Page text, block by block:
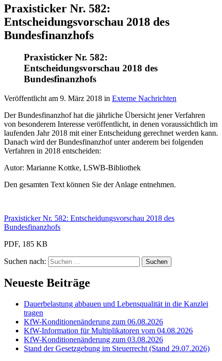
Praxisticker Nr. 582:
Entscheidungsvorschau 2018 des
Bundesfinanzhofs
Praxisticker Nr. 582:
Entscheidungsvorschau 2018 des
Bundesfinanzhofs
Veröffentlicht am 9. März 2018 in Externe Nachrichten
Der Bundesfinanzhof hat die jährliche Übersicht jener Verfahren
von besonderem Interesse veröffentlicht, in denen voraussichtlich im
laufenden Jahr 2018 mit einer Entscheidung gerechnet werden kann.
Danach wird der Bundesfinanzhof unter anderem bei folgenden
Verfahren in 2018 entscheiden:
Autor: Marianne Kottke, LSWB-Bibliothek
Den gesamten Text können Sie der Anlage entnehmen.
Praxisticker Nr. 582: Entscheidungsvorschau 2018 des
Bundesfinanzhofs
PDF, 185 KB
Suchen nach:
Neueste Beiträge
Dauerbelastung abbauen und Lebensqualität in die Kanzlei
tragen
KfW-Konditionenänderung zum 06.08.2026
KfW-Information für Multiplikatoren vom 04.08.2026
KfW-Konditionenänderung zum 03.08.2026
Stand der Gesetzgebung im Steuerrecht (Stand 29.07.2026)